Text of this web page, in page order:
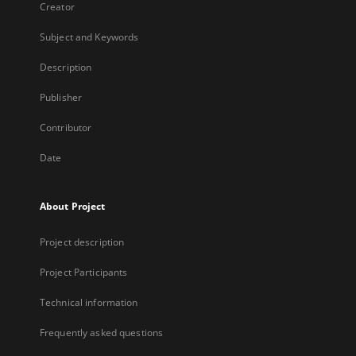
Creator
Subject and Keywords
Description
Publisher
Contributor
Date
About Project
Project description
Project Participants
Technical information
Frequently asked questions